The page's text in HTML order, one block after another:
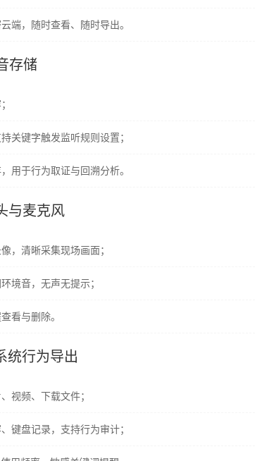
端，随时查看、随时导出。
存储
关键字触发监听规则设置；
用于行为取证与回溯分析。
与麦克风
，清晰采集现场画面；
境音，无声无提示；
看与删除。
统行为导出
视频、下载文件；
键盘记录，支持行为审计；